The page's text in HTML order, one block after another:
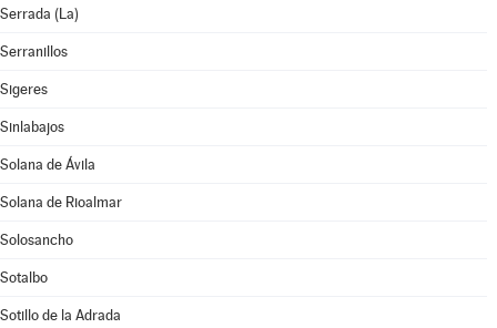
Serrada (La)
Serranillos
Sigeres
Sinlabajos
Solana de Ávila
Solana de Rioalmar
Solosancho
Sotalbo
Sotillo de la Adrada